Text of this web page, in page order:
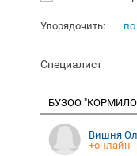
Упорядочить:
Специалист
БУЗОО
Вишня
+онлайн